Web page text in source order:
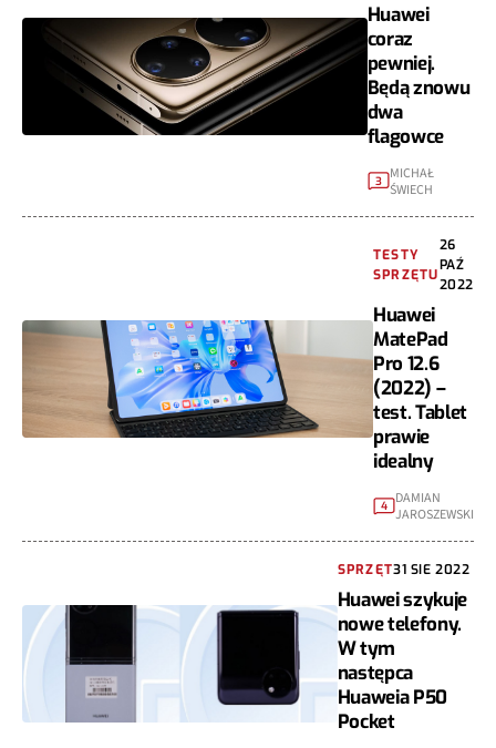
Huawei
coraz
pewniej.
Będą znowu
dwa
flagowce
3
MICHAŁ
ŚWIECH
TESTY
SPRZĘTU
26
PAŹ
2022
Huawei
MatePad
Pro 12.6
(2022) –
test. Tablet
prawie
idealny
4
DAMIAN
JAROSZEWSKI
SPRZĘT31 SIE 2022
Huawei szykuje
nowe telefony.
W tym
następca
Huaweia P50
Pocket